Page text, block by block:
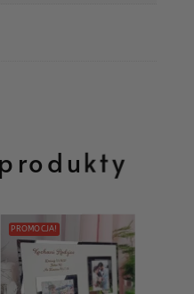
PROMOCJA!